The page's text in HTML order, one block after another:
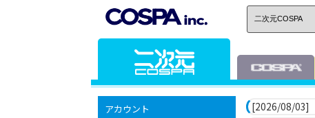
アカウント
[2026/08/03]